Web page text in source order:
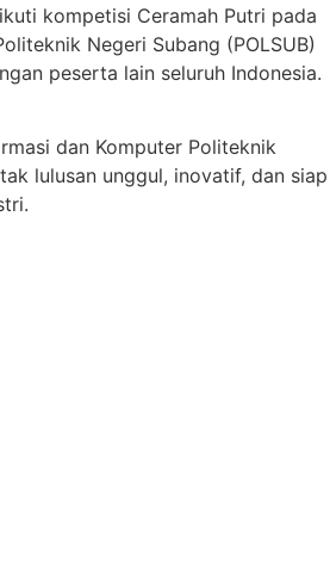
kompetisi Ceramah Putri pada
Negeri Subang (POLSUB)
peserta lain seluruh Indonesia.
dan Komputer Politeknik
lulusan unggul, inovatif, dan siap